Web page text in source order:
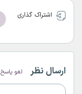
اشتراک گذاری
ارسال نظر لغو پاسخ